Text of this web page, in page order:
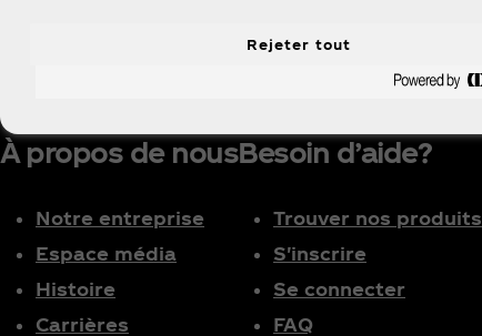
À propos de nous
Notre entreprise
Espace média
Histoire
Carrières
Besoin d’aide?
Trouver nos produits
S'inscrire
Se connecter
FAQ
Rejeter tout